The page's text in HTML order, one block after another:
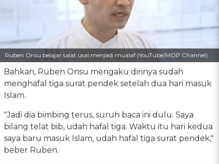
Ruben Onsu belajar salat usai menjadi mualaf (YouTube/MOP Channel)
Bahkan, Ruben Onsu mengaku dirinya sudah
menghafal tiga surat pendek setelah dua hari masuk
Islam.
"Jadi dia bimbing terus, suruh baca ini dulu. Saya
bilang telat bib, udah hafal tiga. Waktu itu hari kedua
saya baru masuk Islam, udah hafal tiga surat pendek,"
beber Ruben.